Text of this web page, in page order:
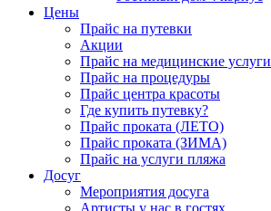
Цены
Прайс на путевки
Акции
Прайс на медицинские услуги
Прайс на процедуры
Прайс центра красоты
Где купить путевку?
Прайс проката (ЛЕТО)
Прайс проката (ЗИМА)
Прайс на услуги пляжа
Досуг
Мероприятия досуга
Артисты у нас в гостях